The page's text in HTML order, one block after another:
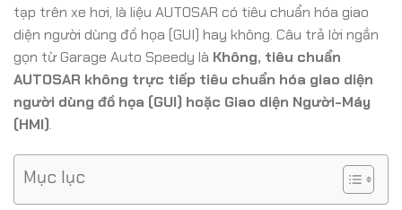
tạp trên xe hơi, là liệu AUTOSAR có tiêu chuẩn hóa giao
diện người dùng đồ họa (GUI) hay không. Câu trả lời ngắn
gọn từ Garage Auto Speedy là Không, tiêu chuẩn
AUTOSAR không trực tiếp tiêu chuẩn hóa giao diện
người dùng đồ họa (GUI) hoặc Giao diện Người-Máy
(HMI).
Mục lục